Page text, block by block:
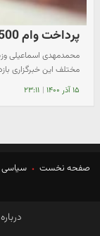
پرداخت وام 500 میلیونی بلاعوض به این افراد
محمدمهدی اسماعیلی
مختلف این خبرگزاری
۱۵ آذر ۱۴۰۰ | ۲۳:۱۱
صفحه نخست سیاسی